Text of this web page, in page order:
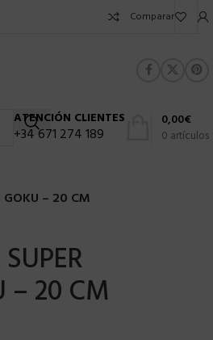
Comparar
ATENCIÓN CLIENTES
+34 671 274 189 0 artículos
0,00€
GOKU – 20 CM
– 20 CM